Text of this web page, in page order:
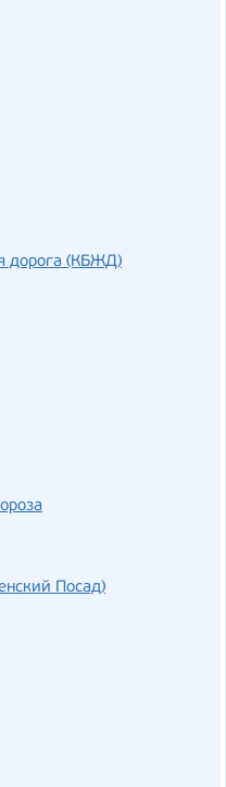
дорога (КБЖД)
Посад)